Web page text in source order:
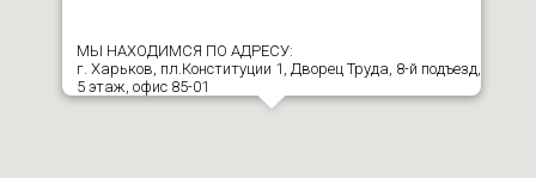
МЫ НАХОДИМСЯ ПО АДРЕСУ:
г. Харьков, пл.Конституции 1, Дворец Труда, 8-й подъезд,
5 этаж, офис 85-01